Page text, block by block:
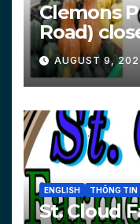
Clemons
Road)
AUGUST 9,
ENGLISH THÔNG TIN
St. Cloud